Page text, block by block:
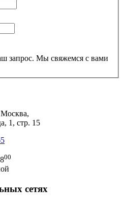
запрос. Мы свяжемся с вами
Москва,
1, стр. 15
00
сетях